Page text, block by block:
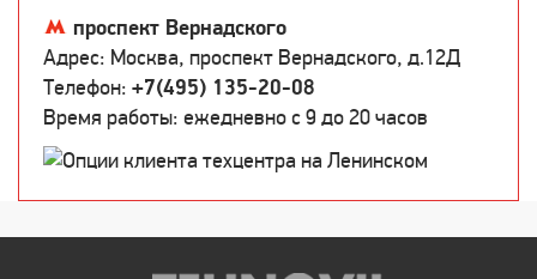
проспект Вернадского
Адрес: Москва, проспект Вернадского, д.12Д
Телефон: +7(495) 135-20-08
Время работы: ежедневно c 9 до 20 часов